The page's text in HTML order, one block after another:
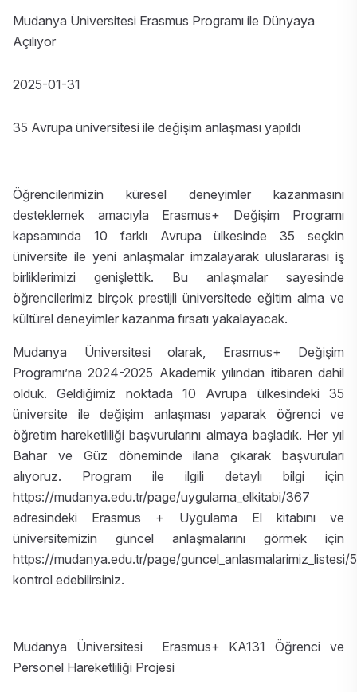
Mudanya Üniversitesi Erasmus Programı ile Dünyaya
Açılıyor
2025-01-31
35 Avrupa üniversitesi ile değişim anlaşması yapıldı
Öğrencilerimizin küresel deneyimler kazanmasını
desteklemek amacıyla Erasmus+ Değişim Programı
kapsamında 10 farklı Avrupa ülkesinde 35 seçkin
üniversite ile yeni anlaşmalar imzalayarak uluslararası iş
birliklerimizi genişlettik. Bu anlaşmalar sayesinde
öğrencilerimiz birçok prestijli üniversitede eğitim alma ve
kültürel deneyimler kazanma fırsatı yakalayacak.
Mudanya Üniversitesi olarak, Erasmus+ Değişim
Programı’na 2024-2025 Akademik yılından itibaren dahil
olduk. Geldiğimiz noktada 10 Avrupa ülkesindeki 35
üniversite ile değişim anlaşması yaparak öğrenci ve
öğretim hareketliliği başvurularını almaya başladık. Her yıl
Bahar ve Güz döneminde ilana çıkarak başvuruları
alıyoruz. Program ile ilgili detaylı bilgi için
https://mudanya.edu.tr/page/uygulama_elkitabi/367
adresindeki Erasmus + Uygulama El kitabını ve
üniversitemizin güncel anlaşmalarını görmek için
https://mudanya.edu.tr/page/guncel_anlasmalarimiz_listesi/
kontrol edebilirsiniz.
Mudanya Üniversitesi Erasmus+ KA131 Öğrenci ve
Personel Hareketliliği Projesi